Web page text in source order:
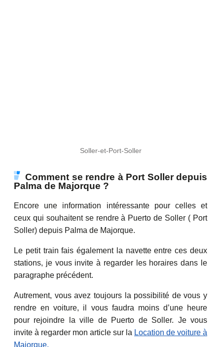
Soller-et-Port-Soller
Comment se rendre à Port Soller depuis
Palma de Majorque ?
Encore une information intéressante pour celles et
ceux qui souhaitent se rendre à Puerto de Soller ( Port
Soller) depuis Palma de Majorque.
Le petit train fais également la navette entre ces deux
stations, je vous invite à regarder les horaires dans le
paragraphe précédent.
Autrement, vous avez toujours la possibilité de vous y
rendre en voiture, il vous faudra moins d’une heure
pour rejoindre la ville de Puerto de Soller. Je vous
invite à regarder mon article sur la Location de voiture à
Majorque.